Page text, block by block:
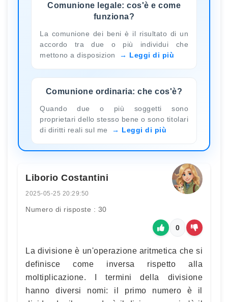
Comunione legale: cos'è e come
funziona?
La comunione dei beni è il risultato di un
accordo tra due o più individui che
mettono a disposizion
Leggi di più
Comunione ordinaria: che cos'è?
Quando due o più soggetti sono
proprietari dello stesso bene o sono titolari
di diritti reali sul me
Leggi di più
Liborio Costantini
2025-05-25 20:29:50
Numero di risposte : 30
0
La divisione è un'operazione aritmetica che si
definisce come inversa rispetto alla
moltiplicazione. I termini della divisione
hanno diversi nomi: il primo numero è il